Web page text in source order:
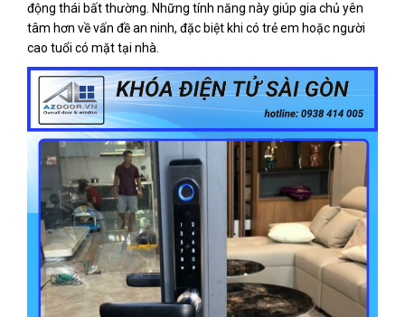
động thái bất thường. Những tính năng này giúp gia chủ yên
tâm hơn về vấn đề an ninh, đặc biệt khi có trẻ em hoặc người
cao tuổi có mặt tại nhà.